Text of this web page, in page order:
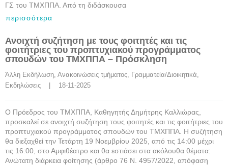
ΓΣ του ΤΜΧΠΠΑ. Από τη διδάσκουσα
περισσότερα
Ανοιχτή συζήτηση με τους φοιτητές και τις
φοιτήτριες του προπτυχιακού προγράμματος
σπουδών του ΤΜΧΠΠΑ – Πρόσκληση
Άλλη Εκδήλωση, Ανακοινώσεις τμήματος, Γραμματεία/Διοικητικά
Εκδηλώσεις
    |    18-11-2025
Ο Πρόεδρος του ΤΜΧΠΠΑ, Καθηγητής Δημήτρης Καλλιώρας,
προσκαλεί σε ανοιχτή συζήτηση τους φοιτητές και τις φοιτήτριες του
προπτυχιακού προγράμματος σπουδών του ΤΜΧΠΠΑ. Η συζήτηση
θα διεξαχθεί την Τετάρτη 19 Νοεμβρίου 2025, από τις 14:00 μέχρι
τις 16:00, στο Αμφιθέατρο και θα εστιάσει στα ακόλουθα θέματα:
Ανώτατη διάρκεια φοίτησης (άρθρο 76 Ν. 4957/2022, απόφαση